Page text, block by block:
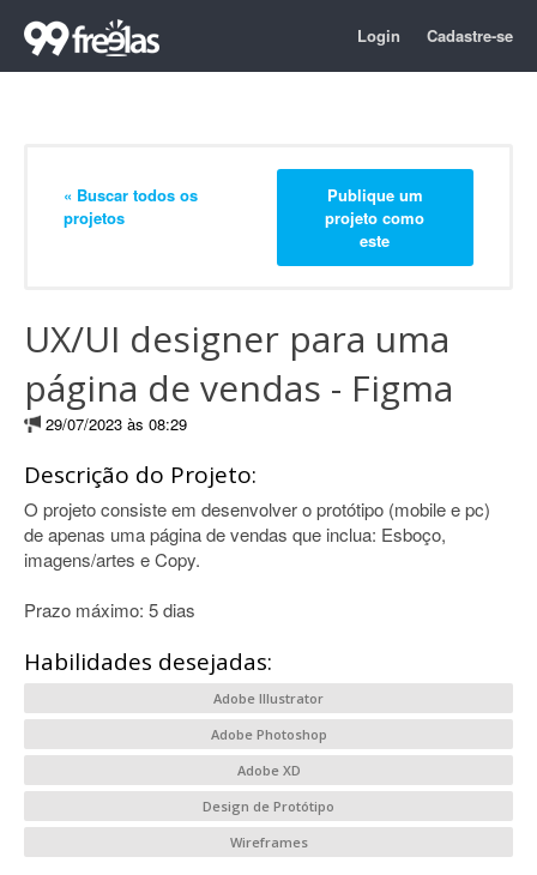
Login Cadastre-se
« Buscar todos os
projetos
Publique um
projeto como
este
UX/UI designer para uma
página de vendas - Figma
29/07/2023 às 08:29
Descrição do Projeto:
O projeto consiste em desenvolver o protótipo (mobile e pc)
de apenas uma página de vendas que inclua: Esboço,
imagens/artes e Copy.
Prazo máximo: 5 dias
Habilidades desejadas:
Adobe Illustrator
Adobe Photoshop
Adobe XD
Design de Protótipo
Wireframes